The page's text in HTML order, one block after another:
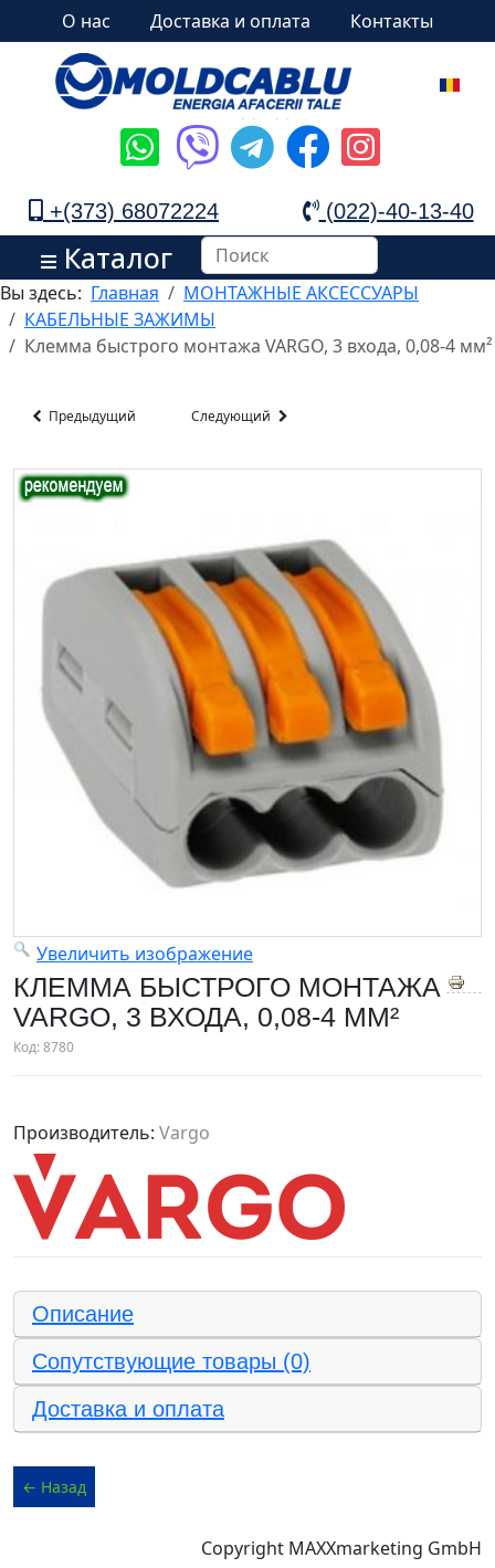
О нас Доставка и оплата Контакты
+(373) 68072224 (022)-40-13-40
Каталог
Вы здесь: Главная
МОНТАЖНЫЕ АКСЕССУАРЫ
КАБЕЛЬНЫЕ ЗАЖИМЫ
Клемма быстрого монтажа VARGO, 3 входа, 0,08-4 мм²
Предыдущий Следующий
Увеличить изображение
КЛЕММА БЫСТРОГО МОНТАЖА
VARGO, 3 ВХОДА, 0,08-4 ММ²
Код:8780
Производитель: Vargo
Описание
Сопутствующие товары (0)
Доставка и оплата
Copyright MAXXmarketing GmbH